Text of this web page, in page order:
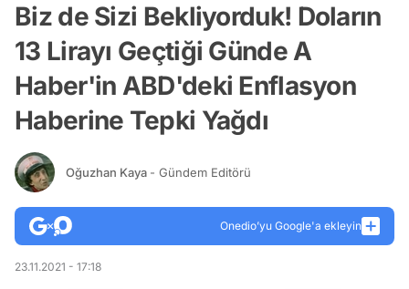
Biz de Sizi Bekliyorduk! Doların
13 Lirayı Geçtiği Günde A
Haber'in ABD'deki Enflasyon
Haberine Tepki Yağdı
Oğuzhan Kaya - Gündem Editörü
Onedio’yu Google'a ekleyin
23.11.2021 - 17:18